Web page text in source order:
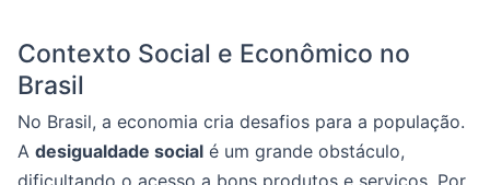
Contexto Social e Econômico no
Brasil
No Brasil, a economia cria desafios para a população.
A desigualdade social é um grande obstáculo,
dificultando o acesso a bons produtos e serviços. Por